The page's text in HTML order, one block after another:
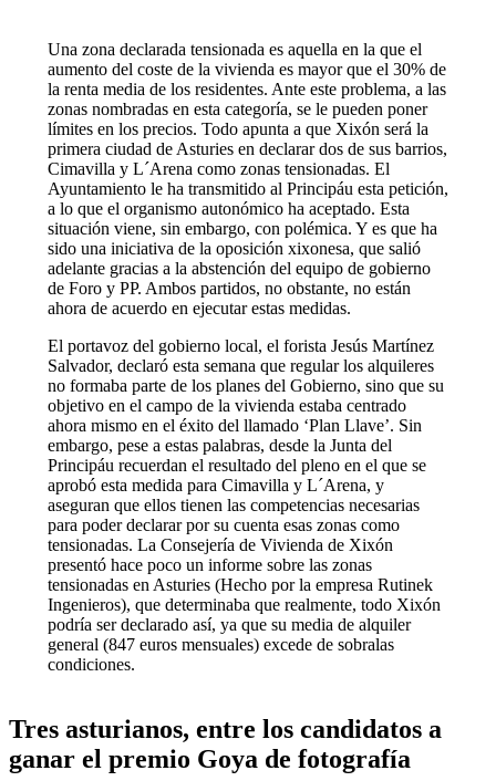
Una zona declarada tensionada es aquella en la que el
aumento del coste de la vivienda es mayor que el 30% de
la renta media de los residentes. Ante este problema, a las
zonas nombradas en esta categoría, se le pueden poner
límites en los precios. Todo apunta a que Xixón será la
primera ciudad de Asturies en declarar dos de sus barrios,
Cimavilla y L´Arena como zonas tensionadas. El
Ayuntamiento le ha transmitido al Principáu esta petición,
a lo que el organismo autonómico ha aceptado. Esta
situación viene, sin embargo, con polémica. Y es que ha
sido una iniciativa de la oposición xixonesa, que salió
adelante gracias a la abstención del equipo de gobierno
de Foro y PP. Ambos partidos, no obstante, no están
ahora de acuerdo en ejecutar estas medidas.
El portavoz del gobierno local, el forista Jesús Martínez
Salvador, declaró esta semana que regular los alquileres
no formaba parte de los planes del Gobierno, sino que su
objetivo en el campo de la vivienda estaba centrado
ahora mismo en el éxito del llamado ‘Plan Llave’. Sin
embargo, pese a estas palabras, desde la Junta del
Principáu recuerdan el resultado del pleno en el que se
aprobó esta medida para Cimavilla y L´Arena, y
aseguran que ellos tienen las competencias necesarias
para poder declarar por su cuenta esas zonas como
tensionadas. La Consejería de Vivienda de Xixón
presentó hace poco un informe sobre las zonas
tensionadas en Asturies (Hecho por la empresa Rutinek
Ingenieros), que determinaba que realmente, todo Xixón
podría ser declarado así, ya que su media de alquiler
general (847 euros mensuales) excede de sobralas
condiciones.
Tres asturianos, entre los candidatos a
ganar el premio Goya de fotografía